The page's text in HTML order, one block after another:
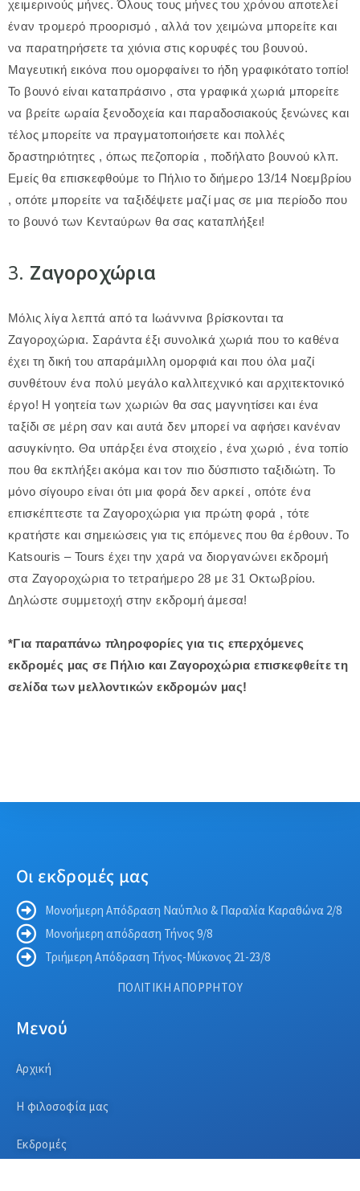
χειμερινούς μήνες. Όλους τους μήνες του χρόνου αποτελεί
έναν τρομερό προορισμό , αλλά τον χειμώνα μπορείτε και
να παρατηρήσετε τα χιόνια στις κορυφές του βουνού.
Μαγευτική εικόνα που ομορφαίνει το ήδη γραφικότατο τοπίο!
Το βουνό είναι καταπράσινο , στα γραφικά χωριά μπορείτε
να βρείτε ωραία ξενοδοχεία και παραδοσιακούς ξενώνες και
τέλος μπορείτε να πραγματοποιήσετε και πολλές
δραστηριότητες , όπως πεζοπορία , ποδήλατο βουνού κλπ.
Εμείς θα επισκεφθούμε το Πήλιο το διήμερο 13/14 Νοεμβρίου
, οπότε μπορείτε να ταξιδέψετε μαζί μας σε μια περίοδο που
το βουνό των Κενταύρων θα σας καταπλήξει!
3. Ζαγοροχώρια
Μόλις λίγα λεπτά από τα Ιωάννινα βρίσκονται τα
Ζαγοροχώρια. Σαράντα έξι συνολικά χωριά που το καθένα
έχει τη δική του απαράμιλλη ομορφιά και που όλα μαζί
συνθέτουν ένα πολύ μεγάλο καλλιτεχνικό και αρχιτεκτονικό
έργο! Η γοητεία των χωριών θα σας μαγνητίσει και ένα
ταξίδι σε μέρη σαν και αυτά δεν μπορεί να αφήσει κανέναν
ασυγκίνητο. Θα υπάρξει ένα στοιχείο , ένα χωριό , ένα τοπίο
που θα εκπλήξει ακόμα και τον πιο δύσπιστο ταξιδιώτη. Το
μόνο σίγουρο είναι ότι μια φορά δεν αρκεί , οπότε ένα
επισκέπτεστε τα Ζαγοροχώρια για πρώτη φορά , τότε
κρατήστε και σημειώσεις για τις επόμενες που θα έρθουν. Το
Katsouris – Tours έχει την χαρά να διοργανώνει εκδρομή
στα Ζαγοροχώρια το τετραήμερο 28 με 31 Οκτωβρίου.
Δηλώστε συμμετοχή στην εκδρομή άμεσα!
*Για παραπάνω πληροφορίες για τις επερχόμενες
εκδρομές μας σε Πήλιο και Ζαγοροχώρια επισκεφθείτε τη
σελίδα των μελλοντικών εκδρομών μας!
Οι εκδρομές μας
Μονοήμερη Απόδραση Ναύπλιο & Παραλία Καραθώνα 2/8
Μονοήμερη απόδραση Τήνος 9/8
Τριήμερη Απόδραση Τήνος-Μύκονος 21-23/8
ΠΟΛΙΤΙΚΗ ΑΠΟΡΡΗΤΟΥ
Μενού
Αρχική
Η φιλοσοφία μας
Εκδρομές